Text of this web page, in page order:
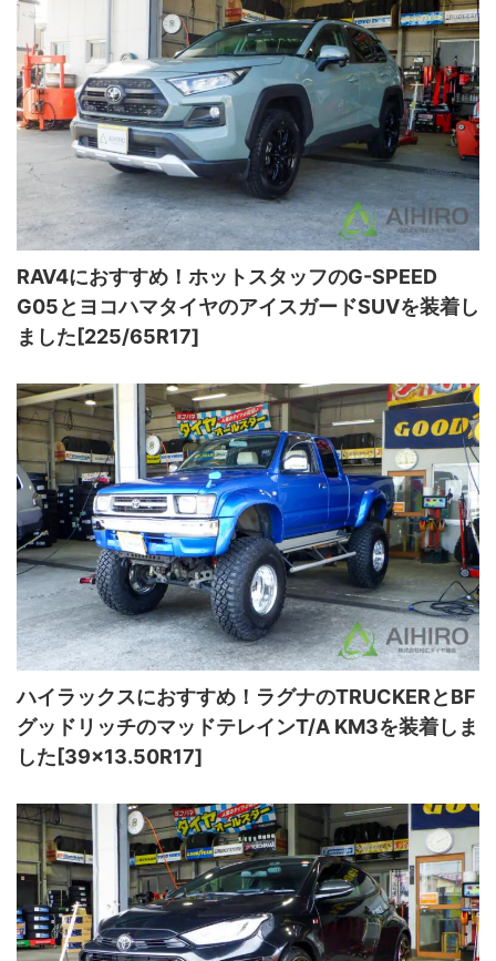
RAV4におすすめ！ホットスタッフのG-SPEED
G05とヨコハマタイヤのアイスガードSUVを装着し
ました[225/65R17]
ハイラックスにおすすめ！ラグナのTRUCKERとBF
グッドリッチのマッドテレインT/A KM3を装着しま
した[39×13.50R17]